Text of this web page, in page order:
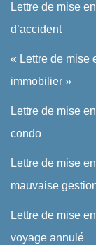
Lettre de mise
d’accident
« Lettre de mise
immobilier »
Lettre de mise
condo
Lettre de mise
mauvaise
Lettre de mise
voyage annulé